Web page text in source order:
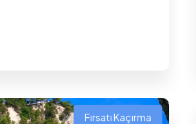
Fırsatı Kaçırma